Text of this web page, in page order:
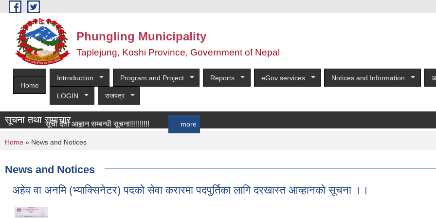
Skip to main content
Phungling Municipality
Taplejung, Koshi Province, Government of Nepal
Home
Introduction Program and Project Reports eGov services Notices and Information
LOGIN राजपत्र
सूचना तथा समाचार
सूची दर्ता आह्वान सम्बन्धी सूचना!!!!!!!!!!
You are here
Home » News and Notices
News and Notices
अहेव वा अनमि (भ्याक्सिनेटर) पदको सेवा करारमा पदपुर्तिका लागि दरखास्त आव्हानको सूचना ।।